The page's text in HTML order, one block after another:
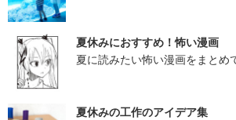
夏休みにおすすめ！怖い漫画
夏に読みたい怖い漫画をまとめ
夏休みの工作のアイデア集